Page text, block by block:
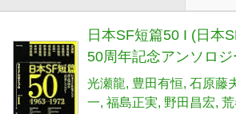
日本SF短篇50 I (日本
50周年記念アンソロジ
光瀬龍 豊田有恒 石原藤
一 福島正実 野田昌宏